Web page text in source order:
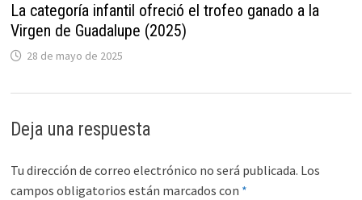
La categoría infantil ofreció el trofeo ganado a la
Virgen de Guadalupe (2025)
28 de mayo de 2025
Deja una respuesta
Tu dirección de correo electrónico no será publicada. Los
campos obligatorios están marcados con *